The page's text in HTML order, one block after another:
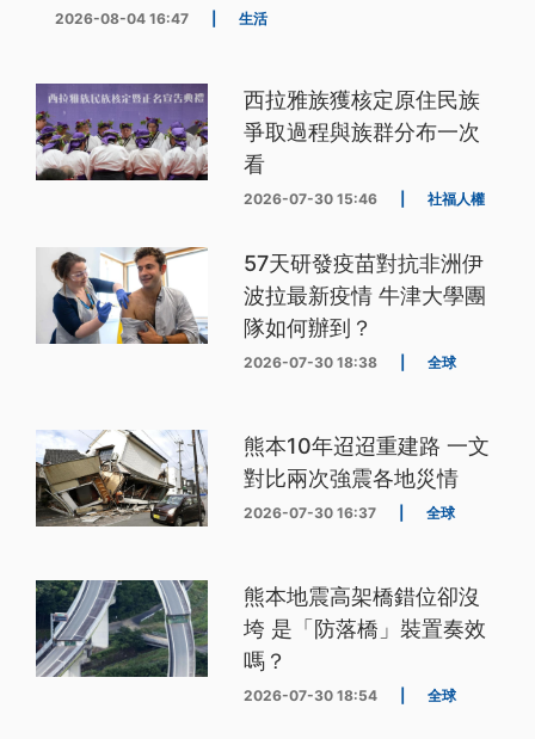
2026-08-04 16:47 生活
西拉雅族獲核定原住民族
爭取過程與族群分布一次
看
2026-07-30 15:46 社福人權
57天研發疫苗對抗非洲伊
波拉最新疫情 牛津大學團
隊如何辦到？
2026-07-30 18:38 全球
熊本10年迢迢重建路 一文
對比兩次強震各地災情
2026-07-30 16:37 全球
熊本地震高架橋錯位卻沒
垮 是「防落橋」裝置奏效
嗎？
2026-07-30 18:54 全球